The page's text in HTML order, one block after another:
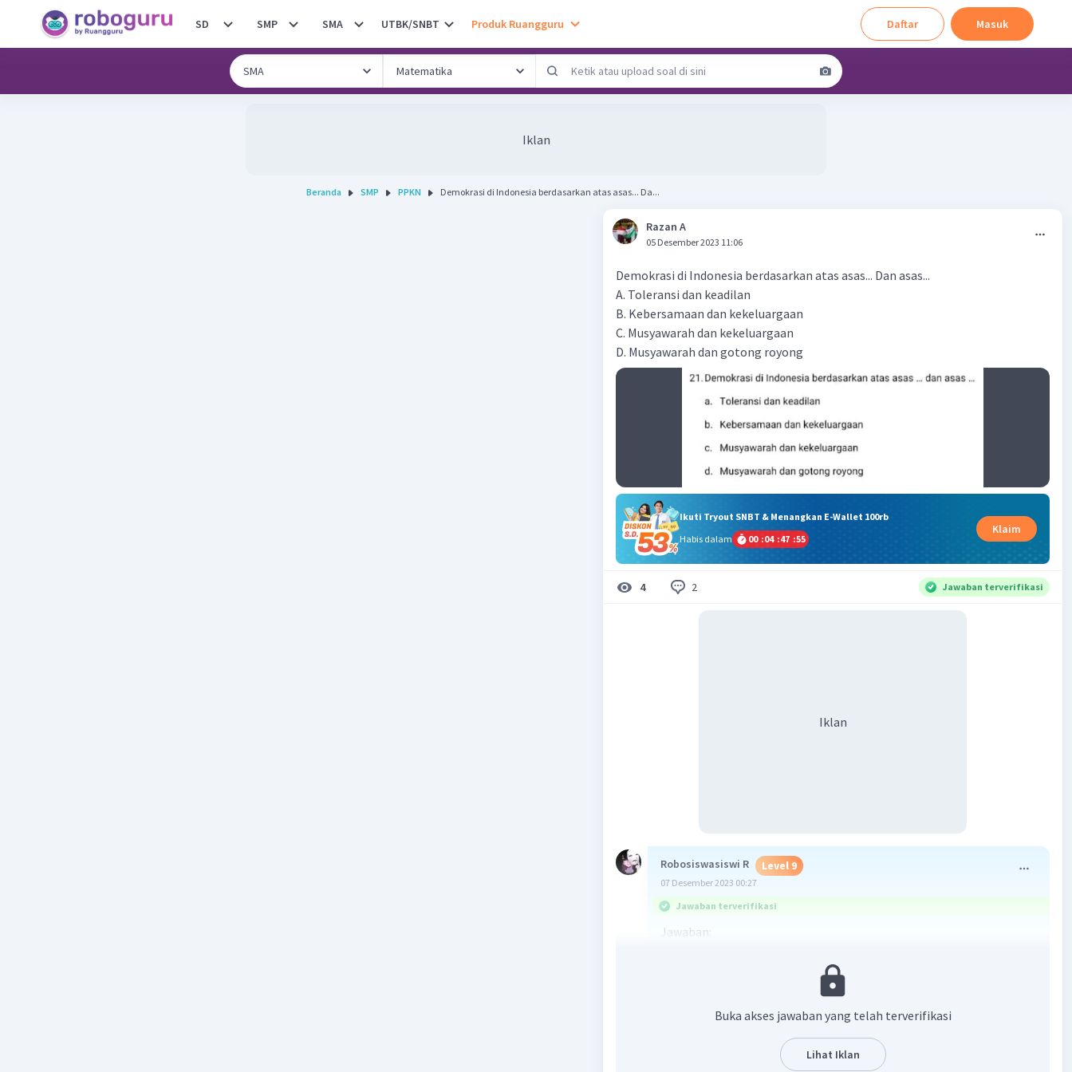
SD SMP SMA UTBK/SNBT Produk Ruangguru Daftar Masuk
Iklan
Beranda SMP PPKN Demokrasi di Indonesia berdasarkan atas asas... Da...
Razan A
05 Desember 2023 11:06
Demokrasi di Indonesia berdasarkan atas asas... Dan asas...
A. Toleransi dan keadilan
B. Kebersamaan dan kekeluargaan
C. Musyawarah dan kekeluargaan
D. Musyawarah dan gotong royong
Ikuti Tryout SNBT & Menangkan E-Wallet 100rb
Habis dalam
00 :04 :47 :54
Klaim
4 2 Jawaban terverifikasi
Iklan
Robosiswasiswi R Level 9
07 Desember 2023 00:27
Jawaban terverifikasi
Jawaban:
Demokrasi Pancasila dibangun dengan cara musyawarah dan
pengambilan keputusan berdasarkan mufakat.
Buka akses jawaban yang telah terverifikasi
Lihat Iklan